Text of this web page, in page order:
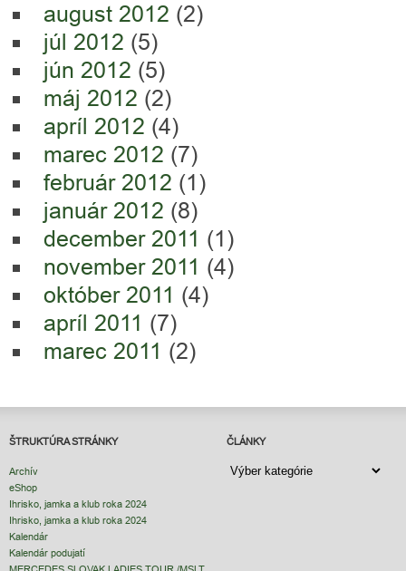
august 2012 (2)
júl 2012 (5)
jún 2012 (5)
máj 2012 (2)
apríl 2012 (4)
marec 2012 (7)
február 2012 (1)
január 2012 (8)
december 2011 (1)
november 2011 (4)
október 2011 (4)
apríl 2011 (7)
marec 2011 (2)
ŠTRUKTÚRA STRÁNKY
Archív
eShop
Ihrisko, jamka a klub roka 2024
Ihrisko, jamka a klub roka 2024
Kalendár
Kalendár podujatí
ČLÁNKY
ČLÁNKY